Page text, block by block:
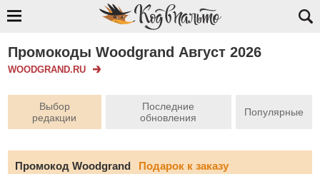
Промокоды Woodgrand Август 2026
WOODGRAND.RU
Выбор
редакции
Последние
обновления
Популярные
Промокод Woodgrand Подарок к заказу